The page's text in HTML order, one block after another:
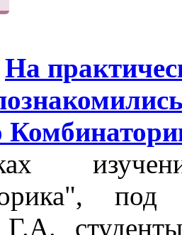
На
под